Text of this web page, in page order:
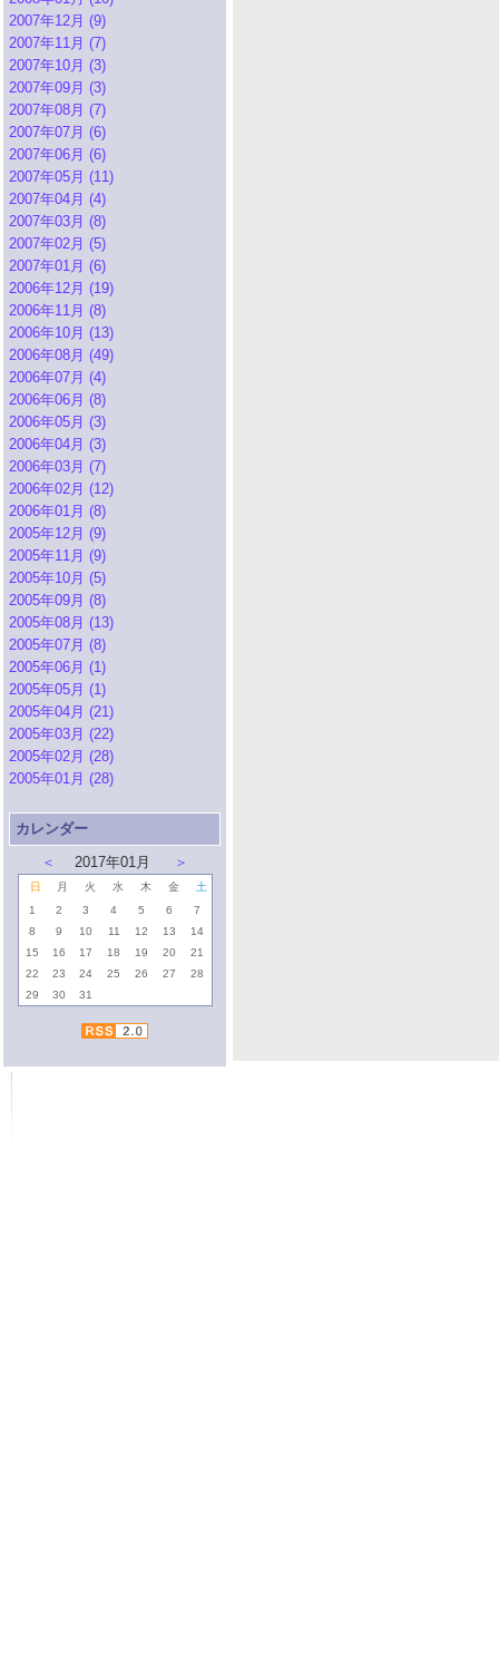
2007年12月 (9)
2007年11月 (7)
2007年10月 (3)
2007年09月 (3)
2007年08月 (7)
2007年07月 (6)
2007年06月 (6)
2007年05月 (11)
2007年04月 (4)
2007年03月 (8)
2007年02月 (5)
2007年01月 (6)
2006年12月 (19)
2006年11月 (8)
2006年10月 (13)
2006年08月 (49)
2006年07月 (4)
2006年06月 (8)
2006年05月 (3)
2006年04月 (3)
2006年03月 (7)
2006年02月 (12)
2006年01月 (8)
2005年12月 (9)
2005年11月 (9)
2005年10月 (5)
2005年09月 (8)
2005年08月 (13)
2005年07月 (8)
2005年06月 (1)
2005年05月 (1)
2005年04月 (21)
2005年03月 (22)
2005年02月 (28)
2005年01月 (28)
カレンダー
＜
2017年01月 ＞
日 月 火 水 木 金
土
1
2 3 4 5 6
7
8
9 10 11 12 13
14
15
16 17 18 19 20
21
22
23 24 25 26 27
28
29
30 31